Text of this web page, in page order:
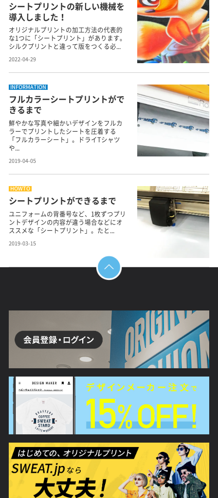
シートプリントの新しい機械を
導入しました！
オリジナルプリントの加工方法の代表的
な1つに「シートプリント」があります。
シルクプリントと違って版をつくる必...
2022-04-29
INFORMATION
フルカラーシートプリントがで
きるまで
鮮やかな写真や細かいデザインをフルカ
ラーでプリントしたシートを圧着する
「フルカラーシート」。ドライTシャツ
や...
2019-04-05
HOWTO
シートプリントができるまで
ユニフォームの背番号など、1枚ずつプリ
ントデザインの内容が違う場合などにオ
ススメな「シートプリント」。たと...
2019-03-15